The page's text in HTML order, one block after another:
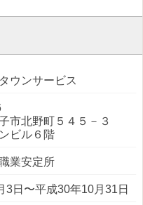
ウンサービス
市北野町５４５－３
ビル６階
業安定所
3日〜平成30年10月31日